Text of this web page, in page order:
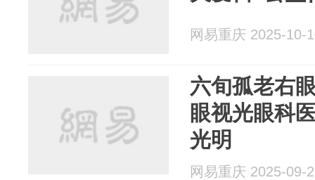
网易重庆 2025-10-
六旬孤老右
眼视光眼科
光明
网易重庆 2025-09-